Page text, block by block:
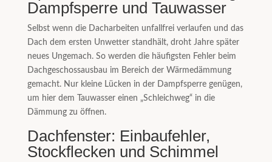
Dampfsperre und Tauwasser
Selbst wenn die Dacharbeiten unfallfrei verlaufen und das
Dach dem ersten Unwetter standhält, droht Jahre später
neues Ungemach. So werden die häufigsten Fehler beim
Dachgeschossausbau im Bereich der Wärmedämmung
gemacht. Nur kleine Lücken in der Dampfsperre genügen,
um hier dem Tauwasser einen „Schleichweg“ in die
Dämmung zu öffnen.
Dachfenster: Einbaufehler,
Stockflecken und Schimmel